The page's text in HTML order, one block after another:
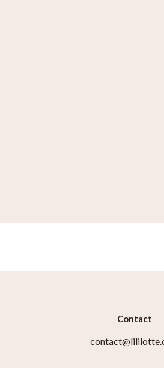
Contact